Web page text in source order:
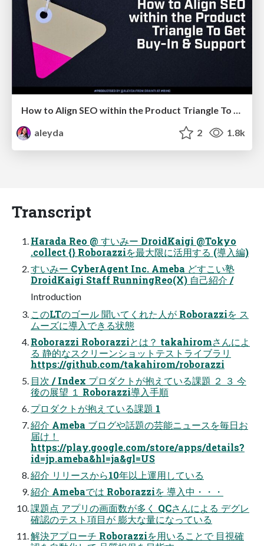
How to Align SEO within the Product Triangle To Get Buy-In & Support - #RIMC
aleyda
2 1.8k
Transcript
Harada Reo @ すいみー DroidKaigi @Tokyo
.collect {} Roborazziを最大限に活用する (導入編)
すいみー CyberAgent Inc. Ameba どすこい塾
DroidKaigi Staff RunningReo(X) 自己紹介 /
Introduction
このLTのゴール 聞いてくれた人が Roborazziを ス
ムーズに導入できる状態
Roborazzi Roborazziとは？ takahiromさんによ
る 静的なスクリーンショットテストライブラリ
https://github.com/takahirom/roborazzi
目次 / Index プロダクトが抱えている課題 ２ ３ 今
後の展望 １ Roborazzi導入手順
プロダクトが抱えている課題 1
紹介 Ameba ブログや話題の芸能ニュースを毎日お
届け！
https://play.google.com/store/apps/details?
id=jp.ameba&hl=ja&gl=US
紹介 リリースから10年以上運用している
紹介 Amebaでは Roborazziを 導入中・・・
課題点 アプリの画面数が多く QCさんによる デグレ
確認のテスト項目が 膨大な量になっている
解決アプローチ Roborazziを用いることで 目視確